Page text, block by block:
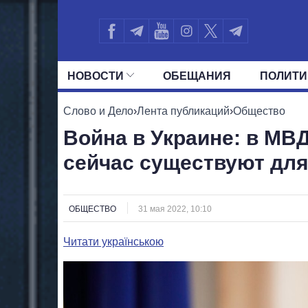
НОВОСТИ ОБЕЩАНИЯ
ВСЕ ПОЛИТИКИ ПРЕЗИДЕНТ И
Слово и Дело›Лента публикаций›Общество
Война в Украине: в
сейчас существуют
ОБЩЕСТВО 31 мая 2022, 10:10
Читати українською